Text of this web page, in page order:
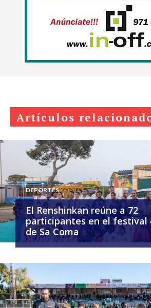
Artículos
DEPORTES
El Renshinkan reúne a 72
participantes en el festival
de Sa Coma